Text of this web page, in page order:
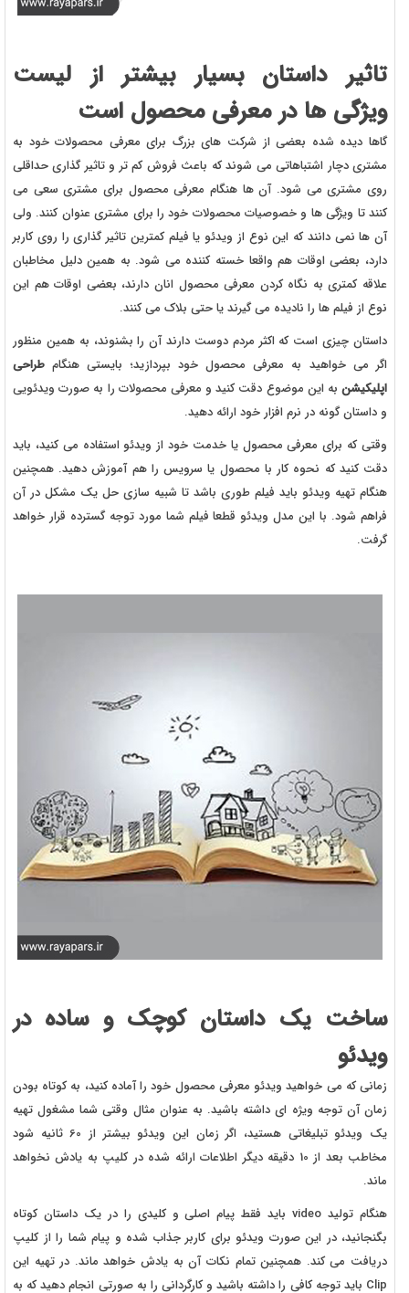
تاثیر داستان بسیار بیشتر از لیست
ویژگی ها در معرفی محصول است
گاها دیده شده بعضی از شرکت های بزرگ برای معرفی محصولات خود به
مشتری دچار اشتباهاتی می شوند که باعث فروش کم تر و تاثیر گذاری حداقلی
روی مشتری می شود. آن ها هنگام معرفی محصول برای مشتری سعی می
کنند تا ویژگی ها و خصوصیات محصولات خود را برای مشتری عنوان کنند. ولی
آن ها نمی دانند که این نوع از ویدئو یا فیلم کمترین تاثیر گذاری را روی کاربر
دارد، بعضی اوقات هم واقعا خسته کننده می شود. به همین دلیل مخاطبان
علاقه کمتری به نگاه کردن معرفی محصول انان دارند، بعضی اوقات هم این
نوع از فیلم ها را نادیده می گیرند یا حتی بلاک می کنند.
داستان چیزی است که اکثر مردم دوست دارند آن را بشنوند، به همین منظور
اگر می خواهید به معرفی محصول خود بپردازید؛ بایستی هنگام طراحی
اپلیکیشن به این موضوع دقت کنید و معرفی محصولات را به صورت ویدئویی
و داستان گونه در نرم افزار خود ارائه دهید.
وقتی که برای معرفی محصول یا خدمت خود از ویدئو استفاده می کنید، باید
دقت کنید که نحوه کار با محصول یا سرویس را هم آموزش دهید. همچنین
هنگام تهیه ویدئو باید فیلم طوری باشد تا شبیه سازی حل یک مشکل در آن
فراهم شود. با این مدل ویدئو قطعا فیلم شما مورد توجه گسترده قرار خواهد
گرفت.
ساخت یک داستان کوچک و ساده در
ویدئو
زمانی که می خواهید ویدئو معرفی محصول خود را آماده کنید، به کوتاه بودن
زمان آن توجه ویژه ای داشته باشید. به عنوان مثال وقتی شما مشغول تهیه
یک ویدئو تبلیغاتی هستید، اگر زمان این ویدئو بیشتر از 60 ثانیه شود
مخاطب بعد از 10 دقیقه دیگر اطلاعات ارائه شده در کلیپ به یادش نخواهد
ماند.
هنگام تولید video باید فقط پیام اصلی و کلیدی را در یک داستان کوتاه
بگنجانید، در این صورت ویدئو برای کاربر جذاب شده و پیام شما را از کلیپ
دریافت می کند. همچنین تمام نکات آن به یادش خواهد ماند. در تهیه این
Clip باید توجه کافی را داشته باشید و کارگردانی را به صورتی انجام دهید که به